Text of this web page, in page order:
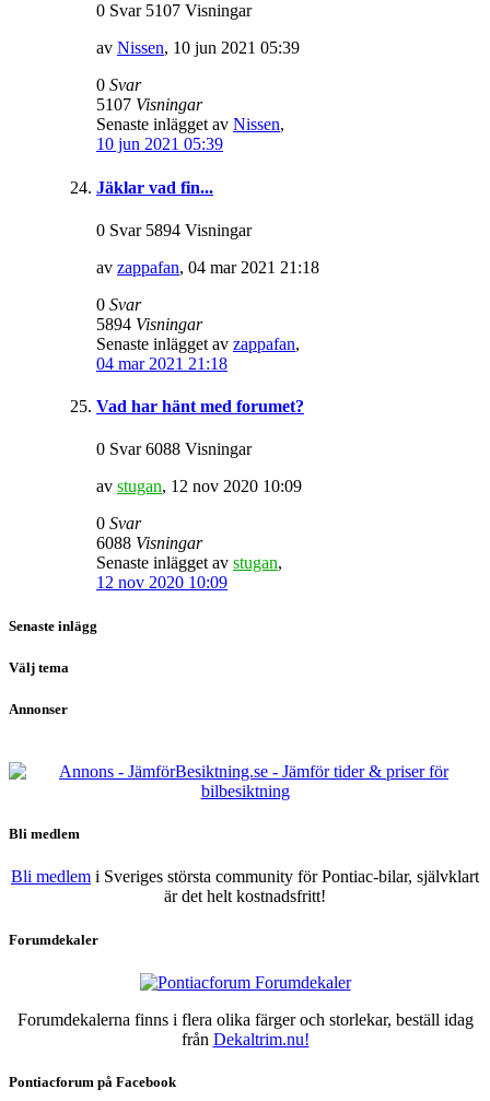
0 Svar 5107 Visningar
av Nissen, 10 jun 2021 05:39
0 Svar
5107 Visningar
Senaste inlägget av Nissen,
10 jun 2021 05:39
Jäklar vad fin...
0 Svar 5894 Visningar
av zappafan, 04 mar 2021 21:18
0 Svar
5894 Visningar
Senaste inlägget av zappafan,
04 mar 2021 21:18
Vad har hänt med forumet?
0 Svar 6088 Visningar
av stugan, 12 nov 2020 10:09
0 Svar
6088 Visningar
Senaste inlägget av stugan,
12 nov 2020 10:09
Senaste inlägg
Välj tema
Annonser
Bli medlem
Bli medlem i Sveriges största community för Pontiac-bilar, självklart
är det helt kostnadsfritt!
Forumdekaler
Forumdekalerna finns i flera olika färger och storlekar, beställ idag
från Dekaltrim.nu!
Pontiacforum på Facebook